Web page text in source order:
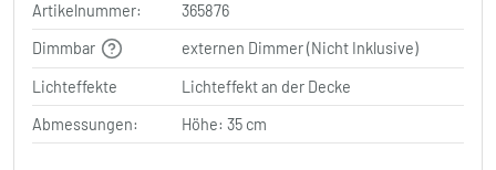
Artikelnummer:
365876
Dimmbar
externen Dimmer (Nicht Inklusive)
Lichteffekte
Lichteffekt an der Decke
Abmessungen:
Höhe: 35 cm